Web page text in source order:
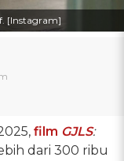
[Instagram]
film GJLS:
dari 300 ribu